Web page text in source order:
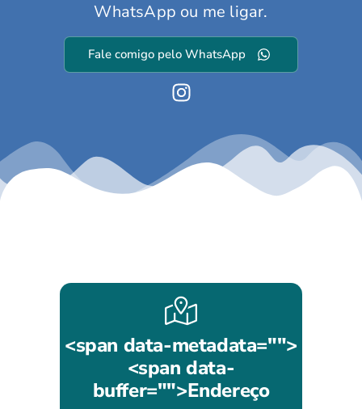
WhatsApp ou me ligar.
Fale comigo pelo WhatsApp
<span data-metadata="">
<span data-
buffer="">Endereço